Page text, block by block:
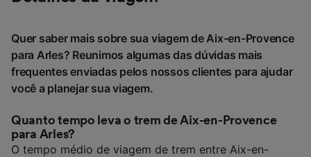
Quer saber mais sobre sua viagem de Aix-en-Provence
para Arles? Reunimos algumas das dúvidas mais
frequentes enviadas pelos nossos clientes para ajudar
você a planejar sua viagem.
Quanto tempo leva o trem de Aix-en-Provence
para Arles?
O tempo médio de viagem de trem entre Aix-en-